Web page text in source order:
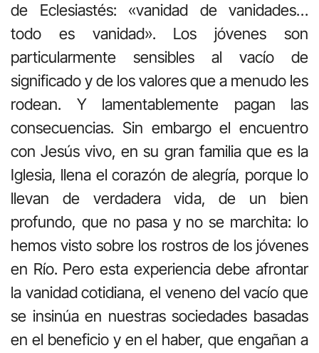
de Eclesiastés: «vanidad de vanidades…
todo es vanidad». Los jóvenes son
particularmente sensibles al vacío de
significado y de los valores que a menudo les
rodean. Y lamentablemente pagan las
consecuencias. Sin embargo el encuentro
con Jesús vivo, en su gran familia que es la
Iglesia, llena el corazón de alegría, porque lo
llevan de verdadera vida, de un bien
profundo, que no pasa y no se marchita: lo
hemos visto sobre los rostros de los jóvenes
en Río. Pero esta experiencia debe afrontar
la vanidad cotidiana, el veneno del vacío que
se insinúa en nuestras sociedades basadas
en el beneficio y en el haber, que engañan a